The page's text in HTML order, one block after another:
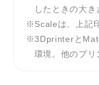
したときの大き
Scaleは、上記
3Dprinterと
環境。他のプリ